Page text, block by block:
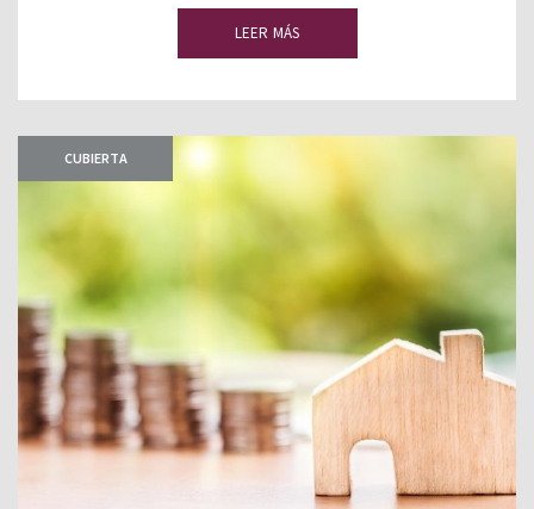
LEER MÁS
CUBIERTA